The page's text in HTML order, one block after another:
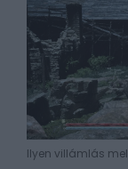
Ilyen villámlás